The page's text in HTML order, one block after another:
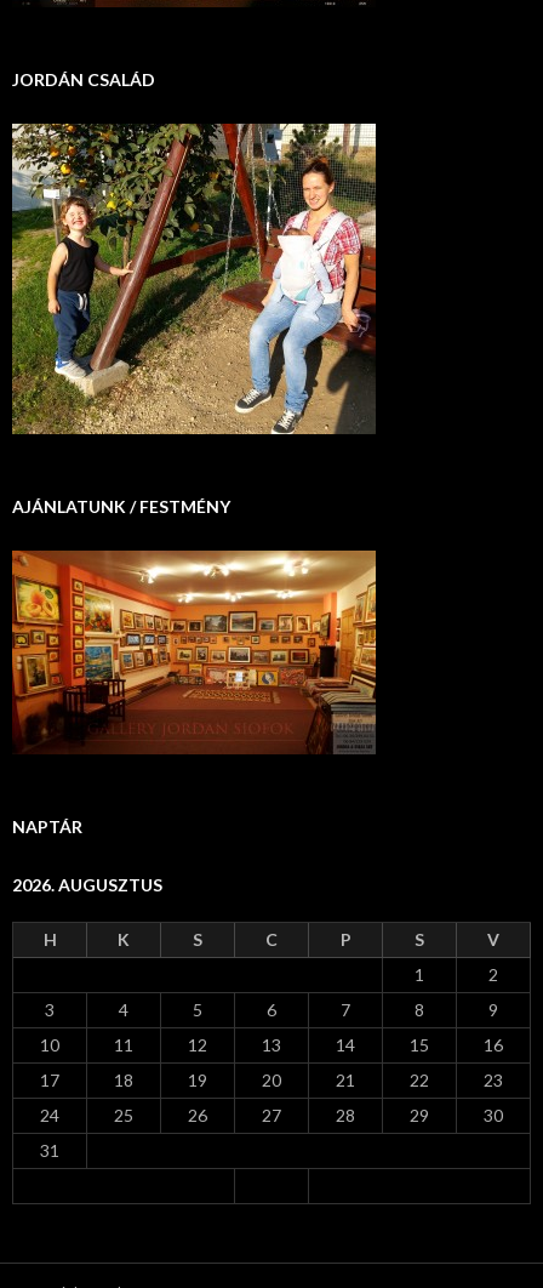
JORDÁN CSALÁD
AJÁNLATUNK / FESTMÉNY
NAPTÁR
2026. AUGUSZTUS
H K S C P S
V
1
2
3
4 5 6 7 8
9
10
11 12 13 14 15
16
17
18 19 20 21 22
23
24
25 26 27 28 29
30
31